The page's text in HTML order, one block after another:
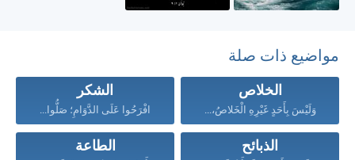
مواضيع ذات صلة
الخلاص
وَلَيْسَ بِأَحَدٍ غَيْرِهِ الْخَلاصُ،...
الشكر
افْرَحُوا عَلَى الدَّوَامِ؛ صَلُّوا...
الذبائح الطاعة